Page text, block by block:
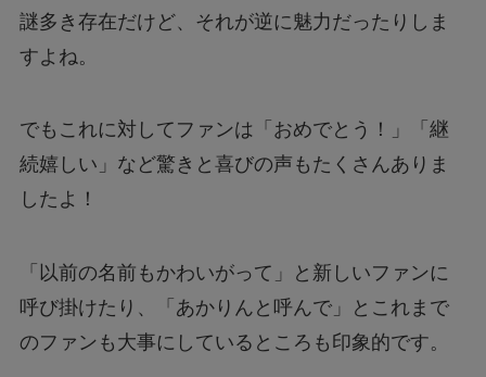
謎多き存在だけど、それが逆に魅力だったりしま
すよね。
でもこれに対してファンは「おめでとう！」「継
続嬉しい」など驚きと喜びの声もたくさんありま
したよ！
「以前の名前もかわいがって」と新しいファンに
呼び掛けたり、「あかりんと呼んで」とこれまで
のファンも大事にしているところも印象的です。